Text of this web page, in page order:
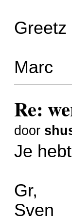
Greetz
Marc
Re:
door
Je
Gr,
Sven